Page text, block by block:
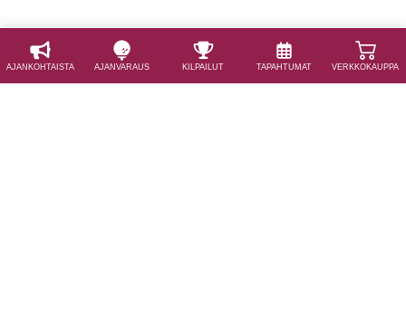
AJAN­KOHTAISTA AJAN­VARAUS KILPAILUT TAPAHTUMAT VERKKOKAUPPA